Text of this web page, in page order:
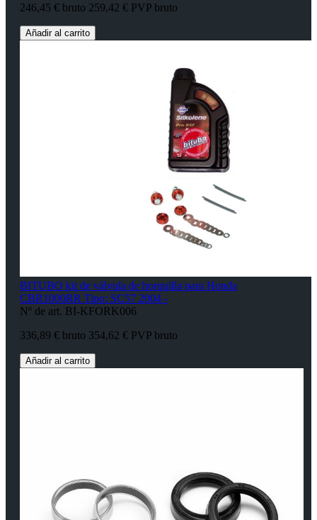
246,45 € bruto 259,42 € PVP bruto
Añadir al carrito
BITUBO kit de válvula de horquilla para Honda
CBR1000RR Tipo: SC57 2004 -
Nº de art. BI-KFORK006
336,89 € bruto 354,62 € PVP bruto
Añadir al carrito